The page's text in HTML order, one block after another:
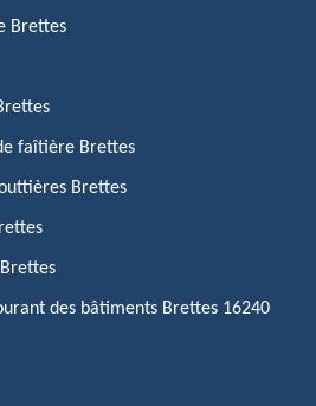
Brettes
faîtière Brettes
Brettes
des bâtiments Brettes 16240